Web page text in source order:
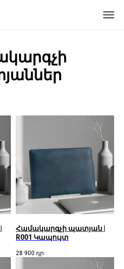
Համակարգչի պատյան |
R001 Կապույտ
28 900 դր.